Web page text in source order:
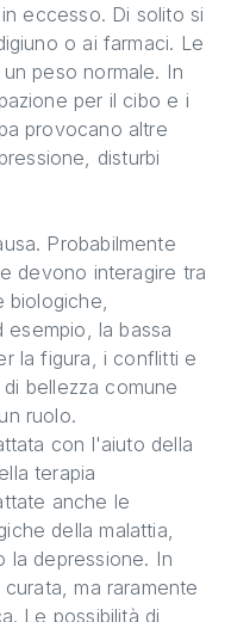
eccesso. Di solito si
o ai farmaci. Le
peso normale. In
per il cibo e i
provocano altre
disturbi
Probabilmente
devono interagire tra
biologiche,
esempio, la bassa
la figura, i conflitti e
bellezza comune
ruolo.
con l'aiuto della
terapia
anche le
della malattia,
la depressione. In
ma raramente
Le possibilità di